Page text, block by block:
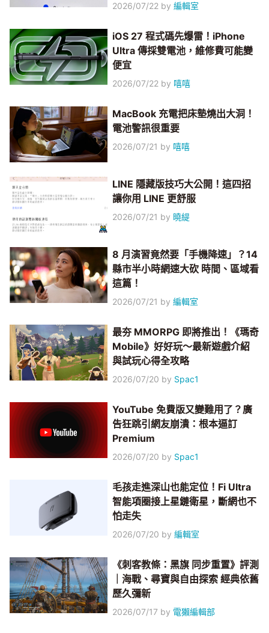
2026/07/22 by編輯室
iOS 27 程式碼先爆雷！iPhone
Ultra 傳採雙電池，維修費可能變
便宜
2026/07/22 by 嘻嘻
MacBook 充電把床墊燒出大洞！
電池警訊很重要
2026/07/21 by 嘻嘻
LINE 隱藏版技巧大公開！這四招
讓你用 LINE 更舒服
2026/07/21 by 曉緹
8 月演習竟然要「手機降速」？14
縣市半小時網速大砍 時間、區域看
這篇！
2026/07/21 by編輯室
最夯 MMORPG 即將推出！《瑪奇
Mobile》好好玩～最新遊戲介紹
與試玩心得全攻略
2026/07/20 by Spac1
YouTube 免費版又變難用了？廣
告狂跳引網友崩潰：根本逼訂
Premium
2026/07/20 by Spac1
毛孩走進深山也能定位！Fi Ultra
智能項圈接上星鏈衛星，斷網也不
怕走失
2026/07/20 by編輯室
《刺客教條：黑旗 同步重置》評測
｜海戰、尋寶與自由探索 經典依舊
歷久彌新
2026/07/17 by 電獺編輯部